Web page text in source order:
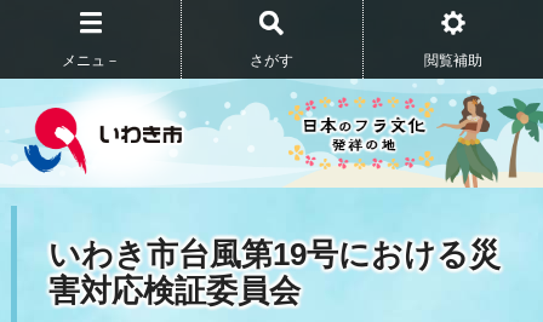
メニュ－ さがす 閲覧補助
いわき市台風第19号における災
害対応検証委員会